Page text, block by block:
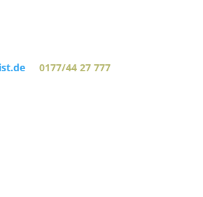
0177/44 27 777